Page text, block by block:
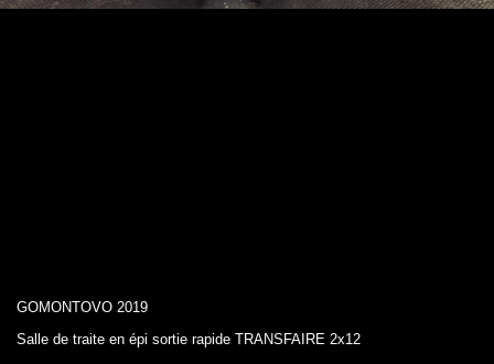
GOMONTOVO 2019
Salle de traite en épi sortie rapide TRANSFAIRE 2х12